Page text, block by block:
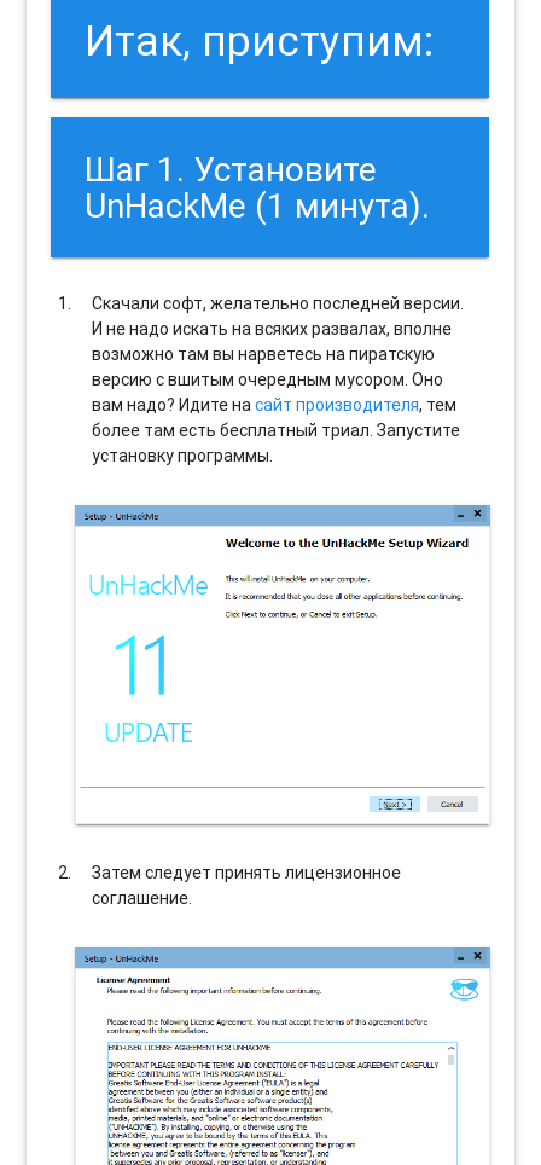
Итак, приступим:
Шаг 1. Установите
UnHackMe (1 минута).
Скачали софт, желательно последней версии.
И не надо искать на всяких развалах, вполне
возможно там вы нарветесь на пиратскую
версию с вшитым очередным мусором. Оно
вам надо? Идите насайт производителя, тем
более там есть бесплатный триал. Запустите
установку программы.
Затем следует принять лицензионное
соглашение.